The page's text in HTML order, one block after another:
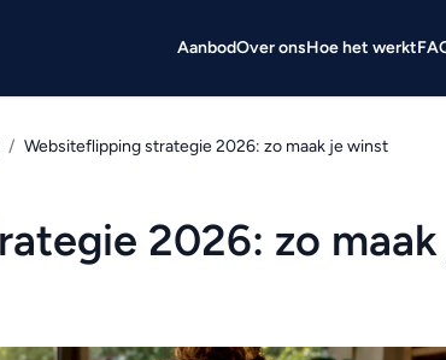
AanbodOver onsHoe het werkt
/ Websiteflipping strategie 2026: zo maak je winst
2026: zo